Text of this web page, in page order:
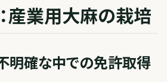
産業用大麻の栽培
明確な中での免許取得